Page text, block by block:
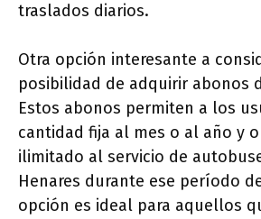
traslados diarios.
Otra opción interesante a
posibilidad de adquirir abonos
Estos abonos permiten a los
cantidad fija al mes o al año y
ilimitado al servicio de
Henares durante ese período
opción es ideal para aquellos